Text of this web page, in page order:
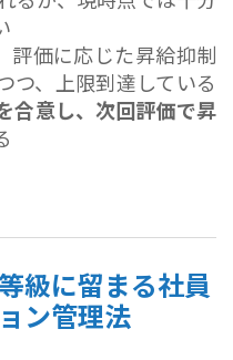
評価に応じた昇給抑制
つ、上限到達している
合意し、次回評価で昇
級に留まる社員
ン管理法